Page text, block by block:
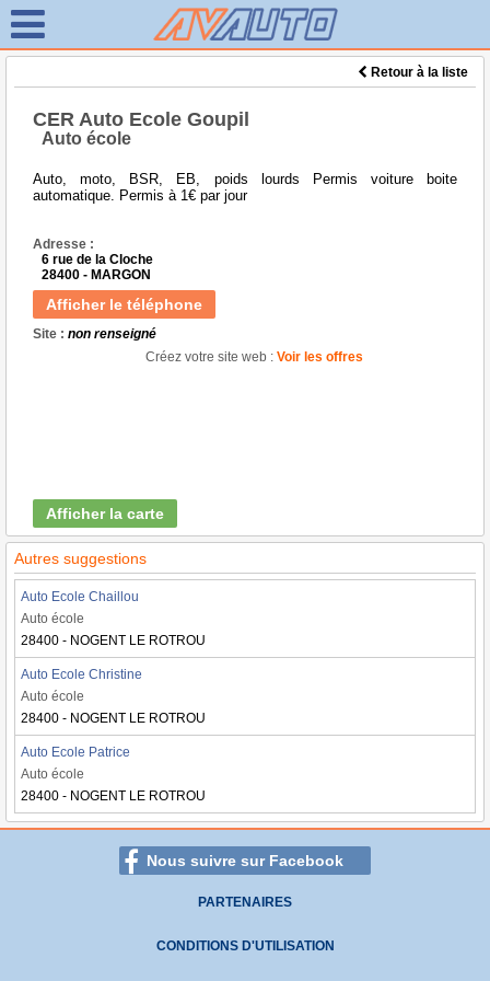
Retour à la liste
CER Auto Ecole Goupil
Auto école
Auto, moto, BSR, EB, poids lourds Permis voiture boite
automatique. Permis à 1€ par jour
Adresse :
6 rue de la Cloche
28400 - MARGON
Afficher le téléphone
Site : non renseigné
Créez votre site web : Voir les offres
Afficher la carte
Autres suggestions
Auto Ecole Chaillou
Auto école
28400 - NOGENT LE ROTROU
Auto Ecole Christine
Auto école
28400 - NOGENT LE ROTROU
Auto Ecole Patrice
Auto école
28400 - NOGENT LE ROTROU
Nous suivre sur Facebook
PARTENAIRES
CONDITIONS D'UTILISATION